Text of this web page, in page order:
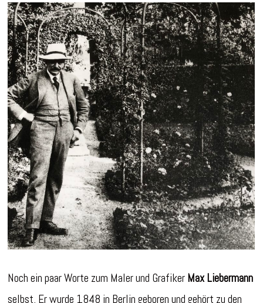
Noch ein paar Worte zum Maler und Grafiker Max Liebermann
selbst. Er wurde 1848 in Berlin geboren und gehört zu den